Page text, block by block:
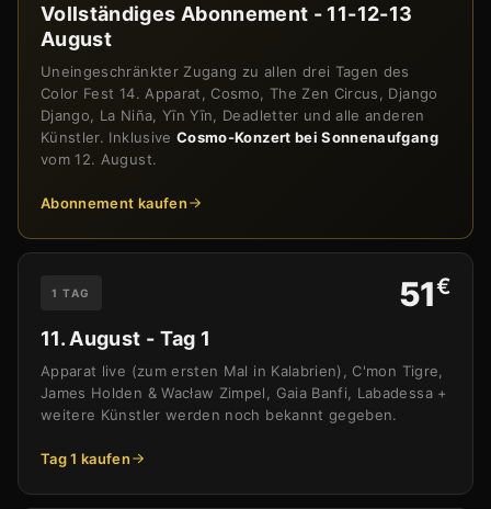
Vollständiges Abonnement - 11-12-13
August
Uneingeschränkter Zugang zu allen drei Tagen des
Color Fest 14. Apparat, Cosmo, The Zen Circus, Django
Django, La Niña, Yīn Yīn, Deadletter und alle anderen
Künstler. Inklusive Cosmo-Konzert bei Sonnenaufgang
vom 12. August.
Abonnement kaufen
1 TAG 51€
11. August - Tag 1
Apparat live (zum ersten Mal in Kalabrien), C'mon Tigre,
James Holden & Wacław Zimpel, Gaia Banfi, Labadessa +
weitere Künstler werden noch bekannt gegeben.
Tag 1 kaufen